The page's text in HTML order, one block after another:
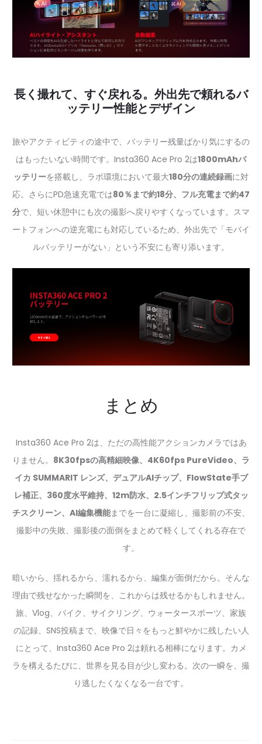
長く撮れて、すぐ戻れる。外出先で頼れるバ
ッテリー性能とデザイン
旅やアクティビティの途中で、バッテリー残量ばかり気にするの
はもったいない時間です。Insta360 Ace Pro 2は1800mAhバ
ッテリーを搭載し、ラボ環境において最大180分の連続録画に対
応。さらにPD急速充電では80％まで約18分、フル充電まで約47
分で、短い休憩中にも次の撮影へ戻りやすくなっています。スマ
ートフォンへの逆充電にも対応しているため、外出先で「モバイ
ルバッテリーがない」という不安にも寄り添います。
まとめ
Insta360 Ace Pro 2は、ただの高性能アクションカメラではあ
りません。 8K30fpsの高精細映像、4K60fps PureVideo、ラ
イカ SUMMARIT レンズ、デュアルAIチップ、FlowState手ブ
レ補正、360度水平維持、12m防水、2.5インチフリップ式タッ
チスクリーン、AI編集機能までを一台に凝縮し、撮影前の不安、
撮影中の失敗、撮影後の面倒をまとめて軽くしてくれる存在で
す。
暗いから、揺れるから、濡れるから、編集が面倒だから。そんな
理由で残せなかった瞬間を、これからは残せるかもしれません。
旅、Vlog、バイク、サイクリング、ウォータースポーツ、家族
の記録、SNS投稿まで、映像で日々をもっと鮮やかに残したい人
にとって、Insta360 Ace Pro 2は頼れる相棒になります。カメ
ラを構えるたびに、世界を見る目が少し変わる。次の一瞬を、撮
り逃したくなくなる一台です。